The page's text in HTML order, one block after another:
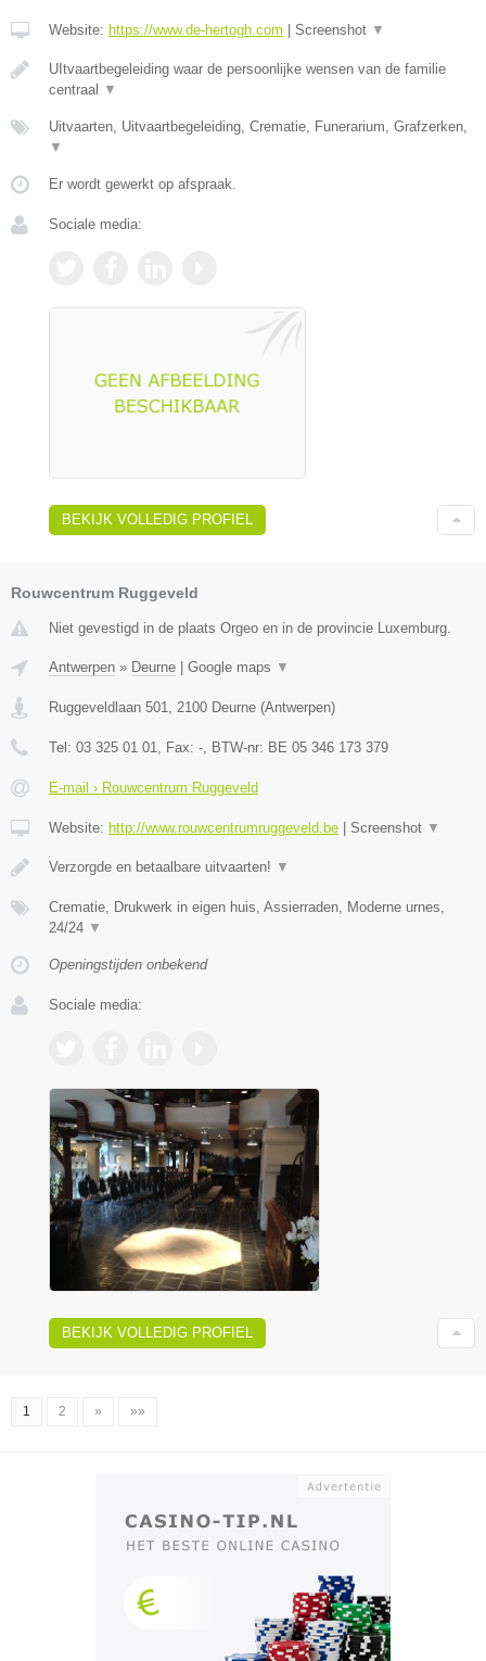
Website: https://www.de-hertogh.com Screenshot ▼
UItvaartbegeleiding waar de persoonlijke wensen van de familie
centraal
▼
Uitvaarten, Uitvaartbegeleiding, Crematie, Funerarium, Grafzerken,
▼
Er wordt gewerkt op afspraak.
Sociale media:
BEKIJK VOLLEDIG PROFIEL
Rouwcentrum Ruggeveld
Niet gevestigd in de plaats Orgeo en in de provincie Luxemburg.
Antwerpen » Deurne Google maps ▼
Ruggeveldlaan 501, 2100 Deurne (Antwerpen)
Tel: 03 325 01 01, Fax: -, BTW-nr: BE 05 346 173 379
E-mail › Rouwcentrum Ruggeveld
Website: http://www.rouwcentrumruggeveld.be Screenshot ▼
Verzorgde en betaalbare uitvaarten! ▼
Crematie, Drukwerk in eigen huis, Assierraden, Moderne urnes,
24/24 ▼
Openingstijden onbekend
Sociale media:
BEKIJK VOLLEDIG PROFIEL
1 2 » »»